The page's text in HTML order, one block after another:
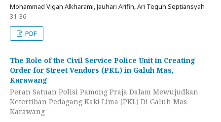
Mohammad Vigan Alkharami, Jauhari Arifin, Ari Teguh Septiansyah
31-36
PDF
The Role of the Civil Service Police Unit in Creating
Order for Street Vendors (PKL) in Galuh Mas,
Karawang
Peran Satuan Polisi Pamong Praja Dalam Mewujudkan
Ketertiban Pedagang Kaki Lima (PKL) Di Galuh Mas
Karawang